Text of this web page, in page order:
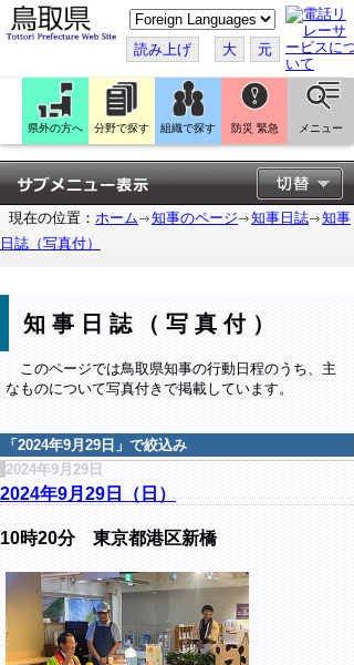
こ
の
ペ
ー
ジ
翻
訳
す
る
読み上げ 大 元
県外の方へ 分野で探す 組織で探す 防災 緊急 メニュー
現在の位置： ホーム 知事のページ 知事日誌
知事
日誌（写真付）
知事日誌（写真付）
このページでは鳥取県知事の行動日程のうち、主
なものについて写真付きで掲載しています。
「 2024年9月29日 」で絞込み
2024年9月29日
2024年9月29日（日）
10時20分 東京都港区新橋